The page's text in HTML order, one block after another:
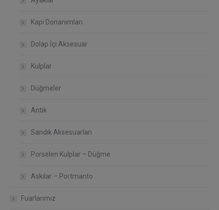
Kapı Donanımları
Dolap İçi Aksesuar
Kulplar
Düğmeler
Antik
Sandık Aksesuarları
Porselen Kulplar – Düğme
Askılar – Portmanto
Fuarlarımız